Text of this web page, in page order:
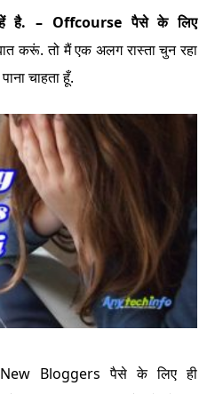
है. – Offcourse पैसे के लिए
करूं. तो मैं एक अलग रास्ता चुन रहा
चाहता हूँ.
Bloggers पैसे के लिए ही